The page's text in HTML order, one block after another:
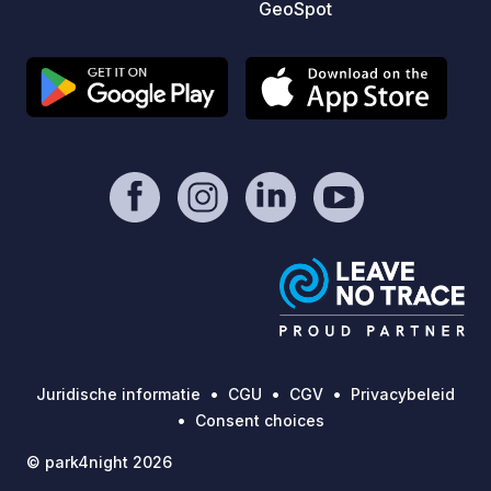
GeoSpot
Juridische informatie CGU CGV
Privacybeleid
Consent choices
© park4night 2026